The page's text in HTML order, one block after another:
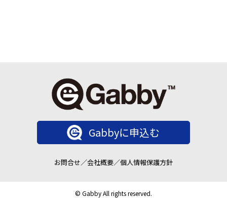
Gabbyに申込む
お問合せ／会社概要／個人情報保護方針
© Gabby All rights reserved.